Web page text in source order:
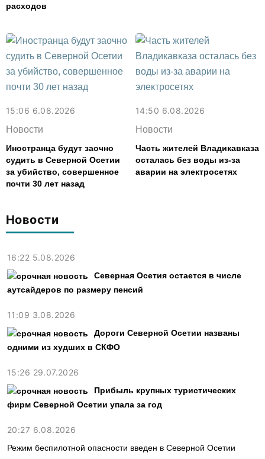
Новости
16:22 5.08.2026
Северная Осетия остается в числе
аутсайдеров по размеру пенсий
11:09 3.08.2026
Дороги Северной Осетии названы
одними из худших в СКФО
15:26 29.07.2026
Прибыль крупных туристических
фирм Северной Осетии упала за год
20:27 6.08.2026
Режим беспилотной опасности введен в Северной Осетии
расходов
15:06 6.08.2026
Новости
Иностранца будут заочно
судить в Северной Осетии
за убийство, совершенное
почти 30 лет назад
14:50 6.08.2026
Новости
Часть жителей Владикавказа
осталась без воды из-за
аварии на электросетях